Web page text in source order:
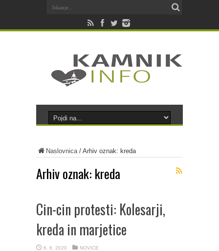
Naslovnica/ Arhiv oznak: kreda
Arhiv oznak: kreda
Cin-cin protesti: Kolesarji,
kreda in marjetice
6. 6. 2020 NOVICE